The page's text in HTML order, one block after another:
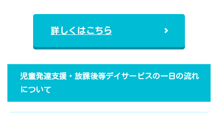
詳しくはこちら
児童発達支援・放課後等デイサービスの一日の流れ
について